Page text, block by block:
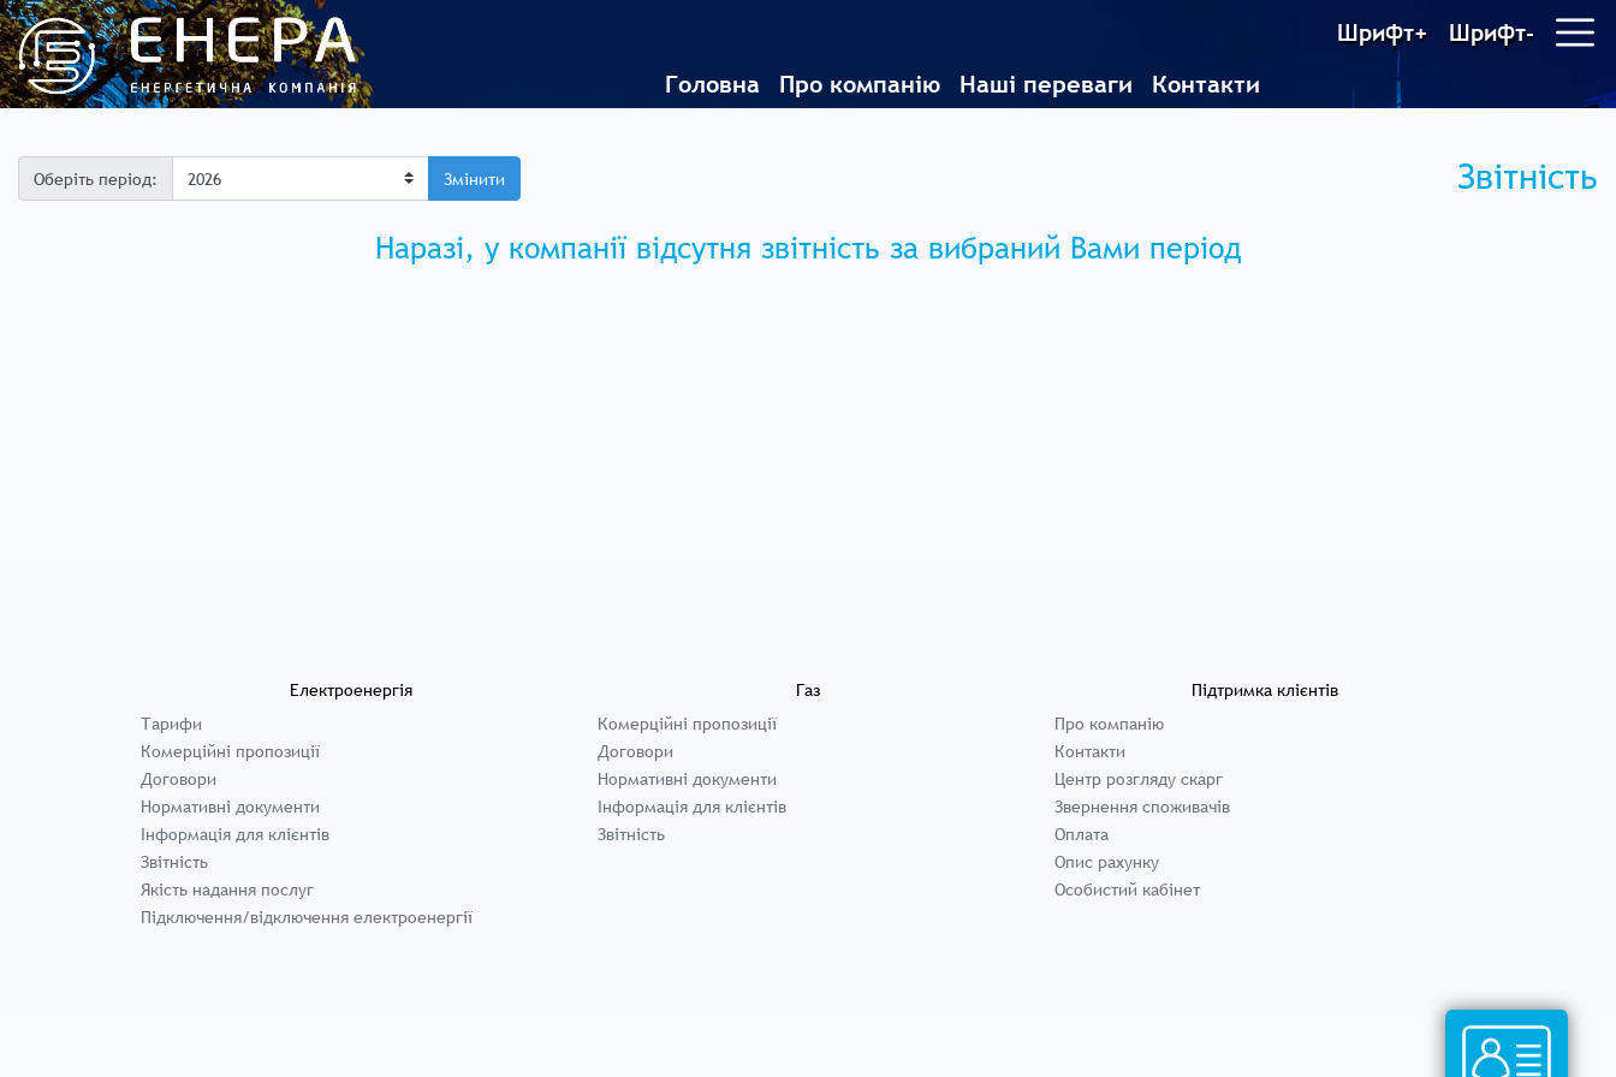
Шрифт+ Шрифт-
Головна Про компанію Наші переваги Контакти
Оберіть період: Змінити Звітність
Наразі, у компанії відсутня звітність за вибраний Вами період
Електроенергія
Тарифи
Комерційні пропозиції
Договори
Нормативні документи
Інформація для клієнтів
Звітність
Якість надання послуг
Підключення/відключення електроенергії
Газ
Комерційні пропозиції
Договори
Нормативні документи
Інформація для клієнтів
Звітність
Підтримка клієнтів
Про компанію
Контакти
Центр розгляду скарг
Звернення споживачів
Оплата
Опис рахунку
Особистий кабінет